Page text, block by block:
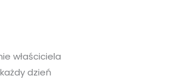
właściciela
dzień